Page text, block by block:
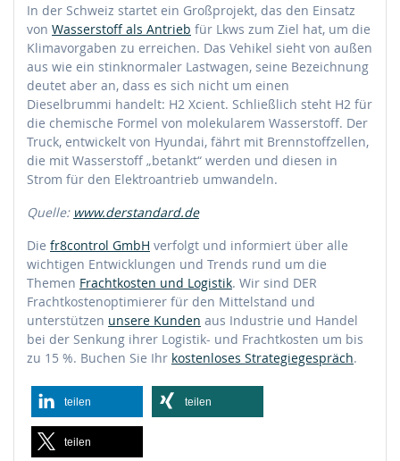
In der Schweiz startet ein Großprojekt, das den Einsatz
von Wasserstoff als Antrieb für Lkws zum Ziel hat, um die
Klimavorgaben zu erreichen. Das Vehikel sieht von außen
aus wie ein stinknormaler Lastwagen, seine Bezeichnung
deutet aber an, dass es sich nicht um einen
Dieselbrummi handelt: H2 Xcient. Schließlich steht H2 für
die chemische Formel von molekularem Wasserstoff. Der
Truck, entwickelt von Hyundai, fährt mit Brennstoffzellen,
die mit Wasserstoff „betankt“ werden und diesen in
Strom für den Elektroantrieb umwandeln.
Quelle: www.derstandard.de
Die fr8control GmbH verfolgt und informiert über alle
wichtigen Entwicklungen und Trends rund um die
Themen Frachtkosten und Logistik. Wir sind DER
Frachtkostenoptimierer für den Mittelstand und
unterstützen unsere Kunden aus Industrie und Handel
bei der Senkung ihrer Logistik- und Frachtkosten um bis
zu 15 %. Buchen Sie Ihr kostenloses Strategiegespräch.
teilen teilen
teilen